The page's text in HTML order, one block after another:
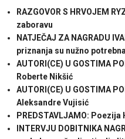
RAZGOVOR S HRVOJEM
zaboravu
NATJEČAJ ZA NAGRADU
priznanja su nužno
AUTORI(CE) U GOSTIMA
Roberte Nikšić
AUTORI(CE) U GOSTIMA
Aleksandre Vujisić
PREDSTAVLJAMO:
INTERVJU DOBITNIKA